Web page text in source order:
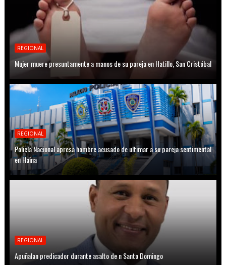
REGIONAL
Mujer muere presuntamente a manos de su pareja en Hatillo, San Cristóbal
REGIONAL
Policía Nacional apresa hombre acusado de ultimar a su pareja sentimental
en Haina
REGIONAL
Apuñalan predicador durante asalto de n Santo Domingo